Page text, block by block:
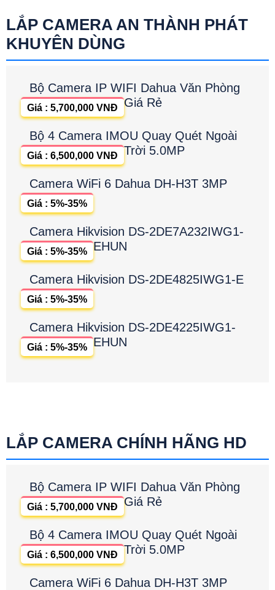
LẮP CAMERA AN THÀNH PHÁT
KHUYÊN DÙNG
Bộ Camera IP WIFI Dahua Văn Phòng
Giá Rẻ
Giá : 5,700,000 VNĐ
Bộ 4 Camera IMOU Quay Quét Ngoài
Trời 5.0MP
Giá : 6,500,000 VNĐ
Camera WiFi 6 Dahua DH-H3T 3MP
Giá : 5%-35%
Camera Hikvision DS-2DE7A232IWG1-
EHUN
Giá : 5%-35%
Camera Hikvision DS-2DE4825IWG1-E
Giá : 5%-35%
Camera Hikvision DS-2DE4225IWG1-
EHUN
Giá : 5%-35%
LẮP CAMERA CHÍNH HÃNG HD
Bộ Camera IP WIFI Dahua Văn Phòng
Giá Rẻ
Giá : 5,700,000 VNĐ
Bộ 4 Camera IMOU Quay Quét Ngoài
Trời 5.0MP
Giá : 6,500,000 VNĐ
Camera WiFi 6 Dahua DH-H3T 3MP